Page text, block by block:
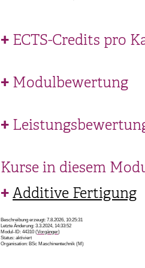
ECTS-Credits pro
Modulbewertung
Kurse in diesem
Additive Fertigung
Beschreibung erzeugt: 7.8.2026, 10:25:31
Letzte Änderung: 3.3.2024, 14:33:52
Modul-ID: 44310 (Vorgänger)
Status: aktiviert
Organisation: BSc Maschinentechnik (M)